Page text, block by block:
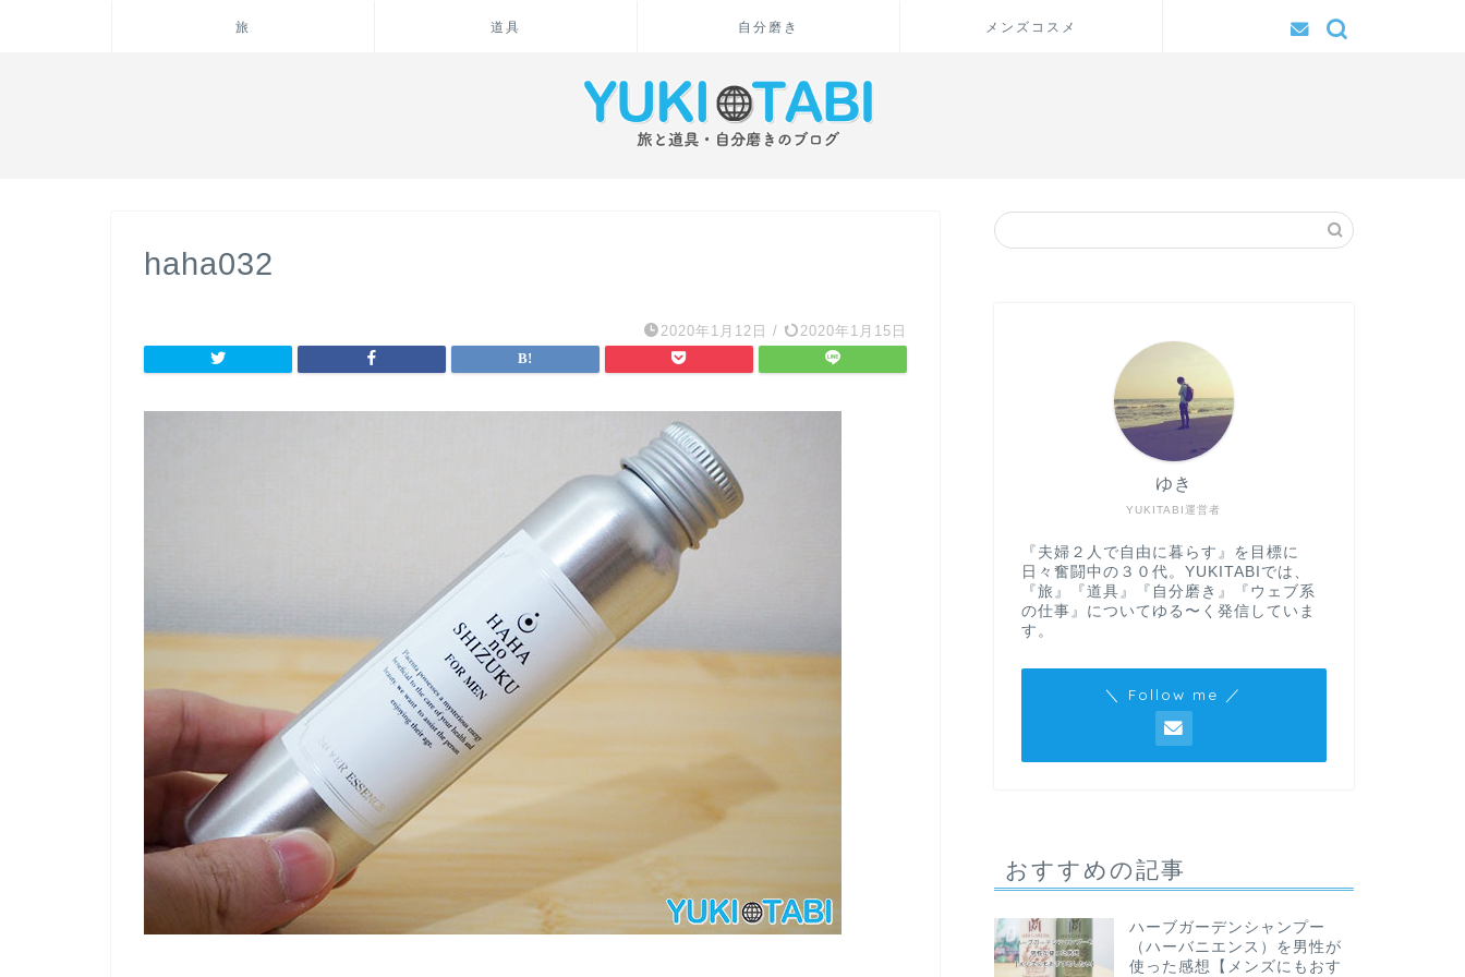
旅 道具 自分磨き メンズコスメ
haha032
2020年1月12日 / 2020年1月15日
YUKITABI運営者
ゆき
『夫婦２人で自由に暮らす』を目標に
日々奮闘中の３０代。YUKITABIでは、
『旅』『道具』『自分磨き』『ウェブ系
の仕事』についてゆる〜く発信していま
す。
＼ Follow me ／
おすすめの記事
ハーブガーデンシャンプー
（ハーバニエンス）を男性が
使った感想【メンズにもおす